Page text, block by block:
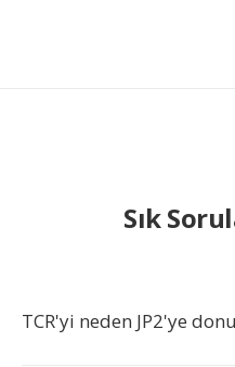
Sık
TCR'yi neden JP2'ye